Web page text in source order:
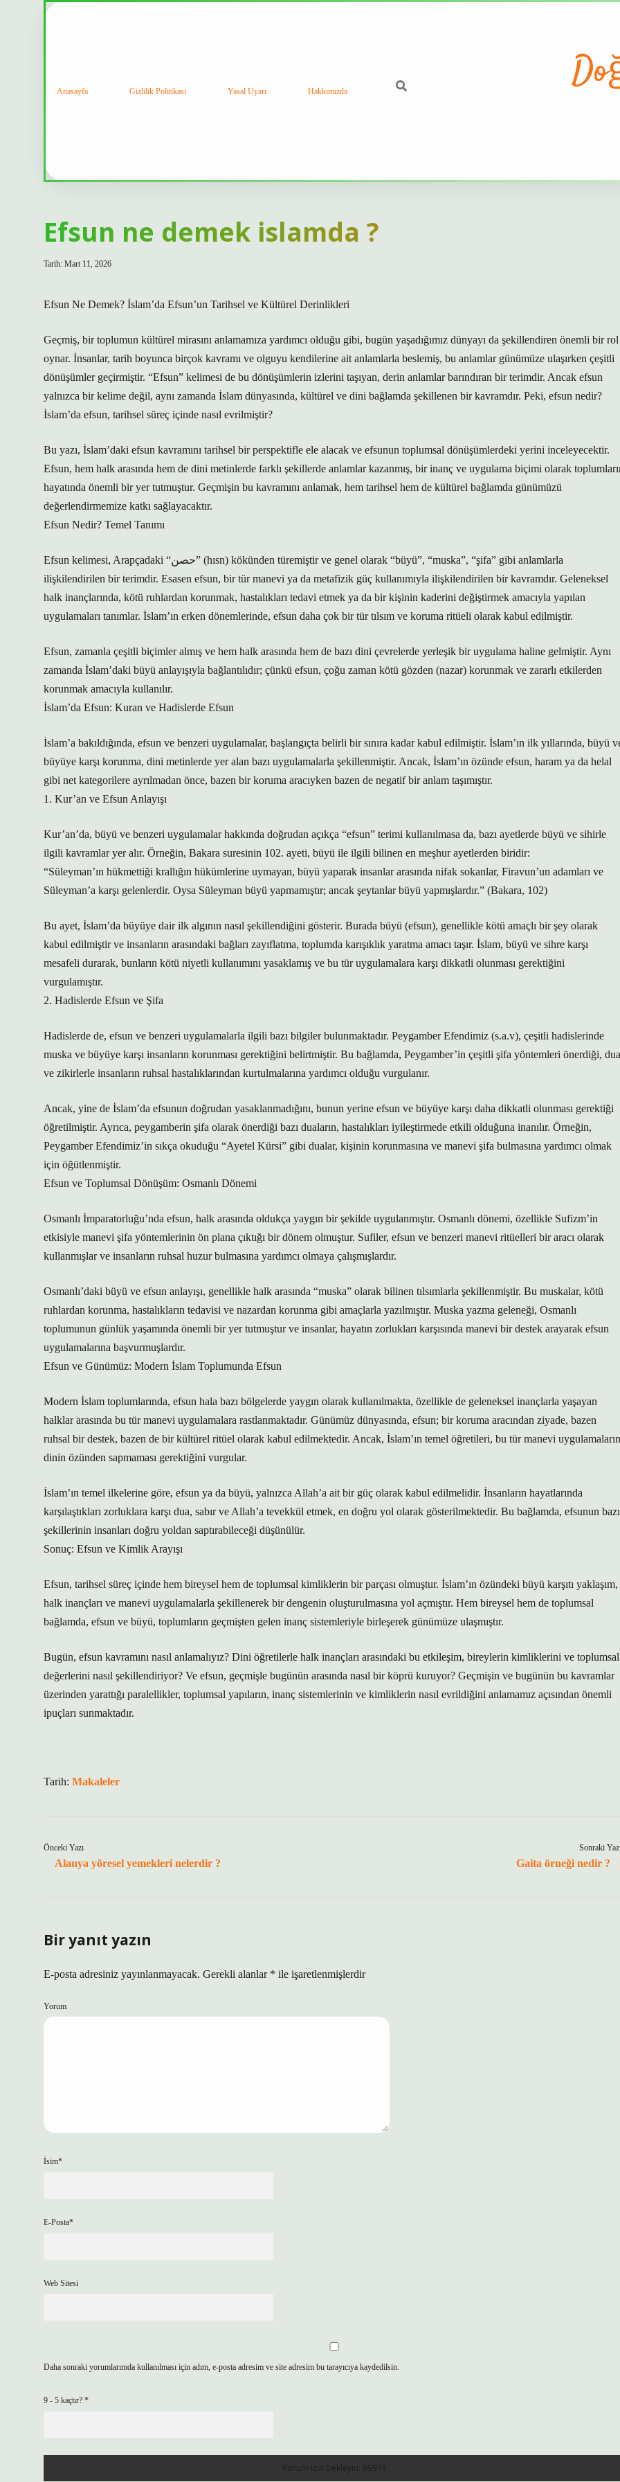
Anasayfa Gizlilik Politikası Yasal Uyarı Hakkımızda
Efsun ne demek islamda ?
Tarih: Mart 11, 2026
Efsun Ne Demek? İslam’da Efsun’un Tarihsel ve Kültürel Derinlikleri
Geçmiş, bir toplumun kültürel mirasını anlamamıza yardımcı olduğu gibi, bugün yaşadığımız dünyayı da şekillendiren önemli bir rol
oynar. İnsanlar, tarih boyunca birçok kavramı ve olguyu kendilerine ait anlamlarla beslemiş, bu anlamlar günümüze ulaşırken çeşitli
dönüşümler geçirmiştir. “Efsun” kelimesi de bu dönüşümlerin izlerini taşıyan, derin anlamlar barındıran bir terimdir. Ancak efsun
yalnızca bir kelime değil, aynı zamanda İslam dünyasında, kültürel ve dini bağlamda şekillenen bir kavramdır. Peki, efsun nedir?
İslam’da efsun, tarihsel süreç içinde nasıl evrilmiştir?
Bu yazı, İslam’daki efsun kavramını tarihsel bir perspektifle ele alacak ve efsunun toplumsal dönüşümlerdeki yerini inceleyecektir.
Efsun, hem halk arasında hem de dini metinlerde farklı şekillerde anlamlar kazanmış, bir inanç ve uygulama biçimi olarak
hayatında önemli bir yer tutmuştur. Geçmişin bu kavramını anlamak, hem tarihsel hem de kültürel bağlamda günümüzü
değerlendirmemize katkı sağlayacaktır.
Efsun Nedir? Temel Tanımı
Efsun kelimesi, Arapçadaki “حصن” (hısn) kökünden türemiştir ve genel olarak “büyü”, “muska”, “şifa” gibi anlamlarla
ilişkilendirilen bir terimdir. Esasen efsun, bir tür manevi ya da metafizik güç kullanımıyla ilişkilendirilen bir kavramdır. Geleneksel
halk inançlarında, kötü ruhlardan korunmak, hastalıkları tedavi etmek ya da bir kişinin kaderini değiştirmek amacıyla yapılan
uygulamaları tanımlar. İslam’ın erken dönemlerinde, efsun daha çok bir tür tılsım ve koruma ritüeli olarak kabul edilmiştir.
Efsun, zamanla çeşitli biçimler almış ve hem halk arasında hem de bazı dini çevrelerde yerleşik bir uygulama haline gelmiştir. Aynı
zamanda İslam’daki büyü anlayışıyla bağlantılıdır; çünkü efsun, çoğu zaman kötü gözden (nazar) korunmak ve zararlı etkilerden
korunmak amacıyla kullanılır.
İslam’da Efsun: Kuran ve Hadislerde Efsun
İslam’a bakıldığında, efsun ve benzeri uygulamalar, başlangıçta belirli bir sınıra kadar kabul edilmiştir. İslam’ın ilk yıllarında, büyü
büyüye karşı korunma, dini metinlerde yer alan bazı uygulamalarla şekillenmiştir. Ancak, İslam’ın özünde efsun, haram ya da helal
gibi net kategorilere ayrılmadan önce, bazen bir koruma aracıyken bazen de negatif bir anlam taşımıştır.
1. Kur’an ve Efsun Anlayışı
Kur’an’da, büyü ve benzeri uygulamalar hakkında doğrudan açıkça “efsun” terimi kullanılmasa da, bazı ayetlerde büyü ve sihirle
ilgili kavramlar yer alır. Örneğin, Bakara suresinin 102. ayeti, büyü ile ilgili bilinen en meşhur ayetlerden biridir:
“Süleyman’ın hükmettiği krallığın hükümlerine uymayan, büyü yaparak insanlar arasında nifak sokanlar, Firavun’un adamları ve
Süleyman’a karşı gelenlerdir. Oysa Süleyman büyü yapmamıştır; ancak şeytanlar büyü yapmışlardır.” (Bakara, 102)
Bu ayet, İslam’da büyüye dair ilk algının nasıl şekillendiğini gösterir. Burada büyü (efsun), genellikle kötü amaçlı bir şey olarak
kabul edilmiştir ve insanların arasındaki bağları zayıflatma, toplumda karışıklık yaratma amacı taşır. İslam, büyü ve sihre karşı
mesafeli durarak, bunların kötü niyetli kullanımını yasaklamış ve bu tür uygulamalara karşı dikkatli olunması gerektiğini
vurgulamıştır.
2. Hadislerde Efsun ve Şifa
Hadislerde de, efsun ve benzeri uygulamalarla ilgili bazı bilgiler bulunmaktadır. Peygamber Efendimiz (s.a.v), çeşitli hadislerinde
muska ve büyüye karşı insanların korunması gerektiğini belirtmiştir. Bu bağlamda, Peygamber’in çeşitli şifa yöntemleri önerdiği, dua
ve zikirlerle insanların ruhsal hastalıklarından kurtulmalarına yardımcı olduğu vurgulanır.
Ancak, yine de İslam’da efsunun doğrudan yasaklanmadığını, bunun yerine efsun ve büyüye karşı daha dikkatli olunması gerektiği
öğretilmiştir. Ayrıca, peygamberin şifa olarak önerdiği bazı duaların, hastalıkları iyileştirmede etkili olduğuna inanılır. Örneğin,
Peygamber Efendimiz’in sıkça okuduğu “Ayetel Kürsi” gibi dualar, kişinin korunmasına ve manevi şifa bulmasına yardımcı olmak
için öğütlenmiştir.
Efsun ve Toplumsal Dönüşüm: Osmanlı Dönemi
Osmanlı İmparatorluğu’nda efsun, halk arasında oldukça yaygın bir şekilde uygulanmıştır. Osmanlı dönemi, özellikle Sufizm’in
etkisiyle manevi şifa yöntemlerinin ön plana çıktığı bir dönem olmuştur. Sufiler, efsun ve benzeri manevi ritüelleri bir aracı olarak
kullanmışlar ve insanların ruhsal huzur bulmasına yardımcı olmaya çalışmışlardır.
Osmanlı’daki büyü ve efsun anlayışı, genellikle halk arasında “muska” olarak bilinen tılsımlarla şekillenmiştir. Bu muskalar, kötü
ruhlardan korunma, hastalıkların tedavisi ve nazardan korunma gibi amaçlarla yazılmıştır. Muska yazma geleneği, Osmanlı
toplumunun günlük yaşamında önemli bir yer tutmuştur ve insanlar, hayatın zorlukları karşısında manevi bir destek arayarak efsun
uygulamalarına başvurmuşlardır.
Efsun ve Günümüz: Modern İslam Toplumunda Efsun
Modern İslam toplumlarında, efsun hala bazı bölgelerde yaygın olarak kullanılmakta, özellikle de geleneksel inançlarla yaşayan
halklar arasında bu tür manevi uygulamalara rastlanmaktadır. Günümüz dünyasında, efsun; bir koruma aracından ziyade, bazen
ruhsal bir destek, bazen de bir kültürel ritüel olarak kabul edilmektedir. Ancak, İslam’ın temel öğretileri, bu tür manevi uygulamaların
dinin özünden sapmaması gerektiğini vurgular.
İslam’ın temel ilkelerine göre, efsun ya da büyü, yalnızca Allah’a ait bir güç olarak kabul edilmelidir. İnsanların hayatlarında
karşılaştıkları zorluklara karşı dua, sabır ve Allah’a tevekkül etmek, en doğru yol olarak gösterilmektedir. Bu bağlamda, efsunun bazı
şekillerinin insanları doğru yoldan saptırabileceği düşünülür.
Sonuç: Efsun ve Kimlik Arayışı
Efsun, tarihsel süreç içinde hem bireysel hem de toplumsal kimliklerin bir parçası olmuştur. İslam’ın özündeki büyü karşıtı yaklaşım,
halk inançları ve manevi uygulamalarla şekillenerek bir dengenin oluşturulmasına yol açmıştır. Hem bireysel hem de toplumsal
bağlamda, efsun ve büyü, toplumların geçmişten gelen inanç sistemleriyle birleşerek günümüze ulaşmıştır.
Bugün, efsun kavramını nasıl anlamalıyız? Dini öğretilerle halk inançları arasındaki bu etkileşim, bireylerin kimliklerini ve toplumsal
değerlerini nasıl şekillendiriyor? Ve efsun, geçmişle bugünün arasında nasıl bir köprü kuruyor? Geçmişin ve bugünün bu kavramlar
üzerinden yarattığı paralellikler, toplumsal yapıların, inanç sistemlerinin ve kimliklerin nasıl evrildiğini anlamamız açısından önemli
ipuçları sunmaktadır.
Tarih: Makaleler
Önceki Yazı
Alanya yöresel yemekleri nelerdir ?
Sonraki
Gaita örneği nedir ?
Bir yanıt yazın
E-posta adresiniz yayınlanmayacak. Gerekli alanlar * ile işaretlenmişlerdir
Yorum
İsim*
E-Posta*
Web Sitesi
Daha sonraki yorumlarımda kullanılması için adım, e-posta adresim ve site adresim bu tarayıcıya kaydedilsin.
9 - 5 kaçtır? *